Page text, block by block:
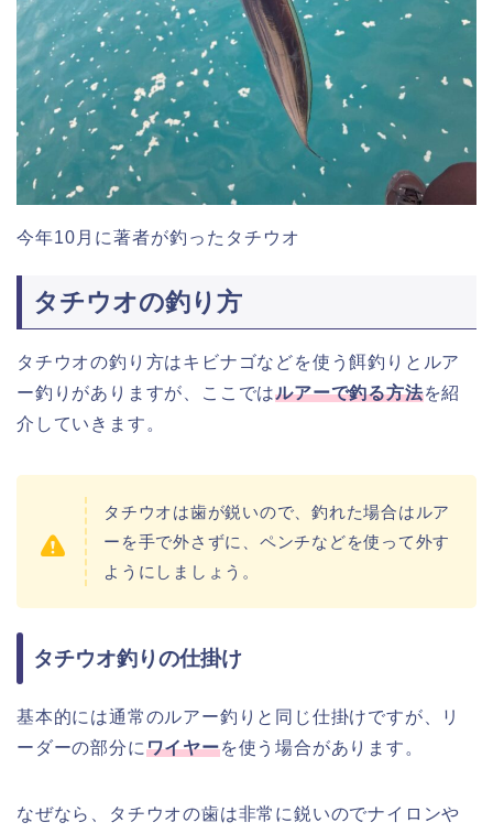
今年10月に著者が釣ったタチウオ
タチウオの釣り方
タチウオの釣り方はキビナゴなどを使う餌釣りとルア
ー釣りがありますが、ここではルアーで釣る方法を紹
介していきます。
タチウオは歯が鋭いので、釣れた場合はルア
ーを手で外さずに、ペンチなどを使って外す
ようにしましょう。
タチウオ釣りの仕掛け
基本的には通常のルアー釣りと同じ仕掛けですが、リ
ーダーの部分にワイヤーを使う場合があります。
なぜなら、タチウオの歯は非常に鋭いのでナイロンや